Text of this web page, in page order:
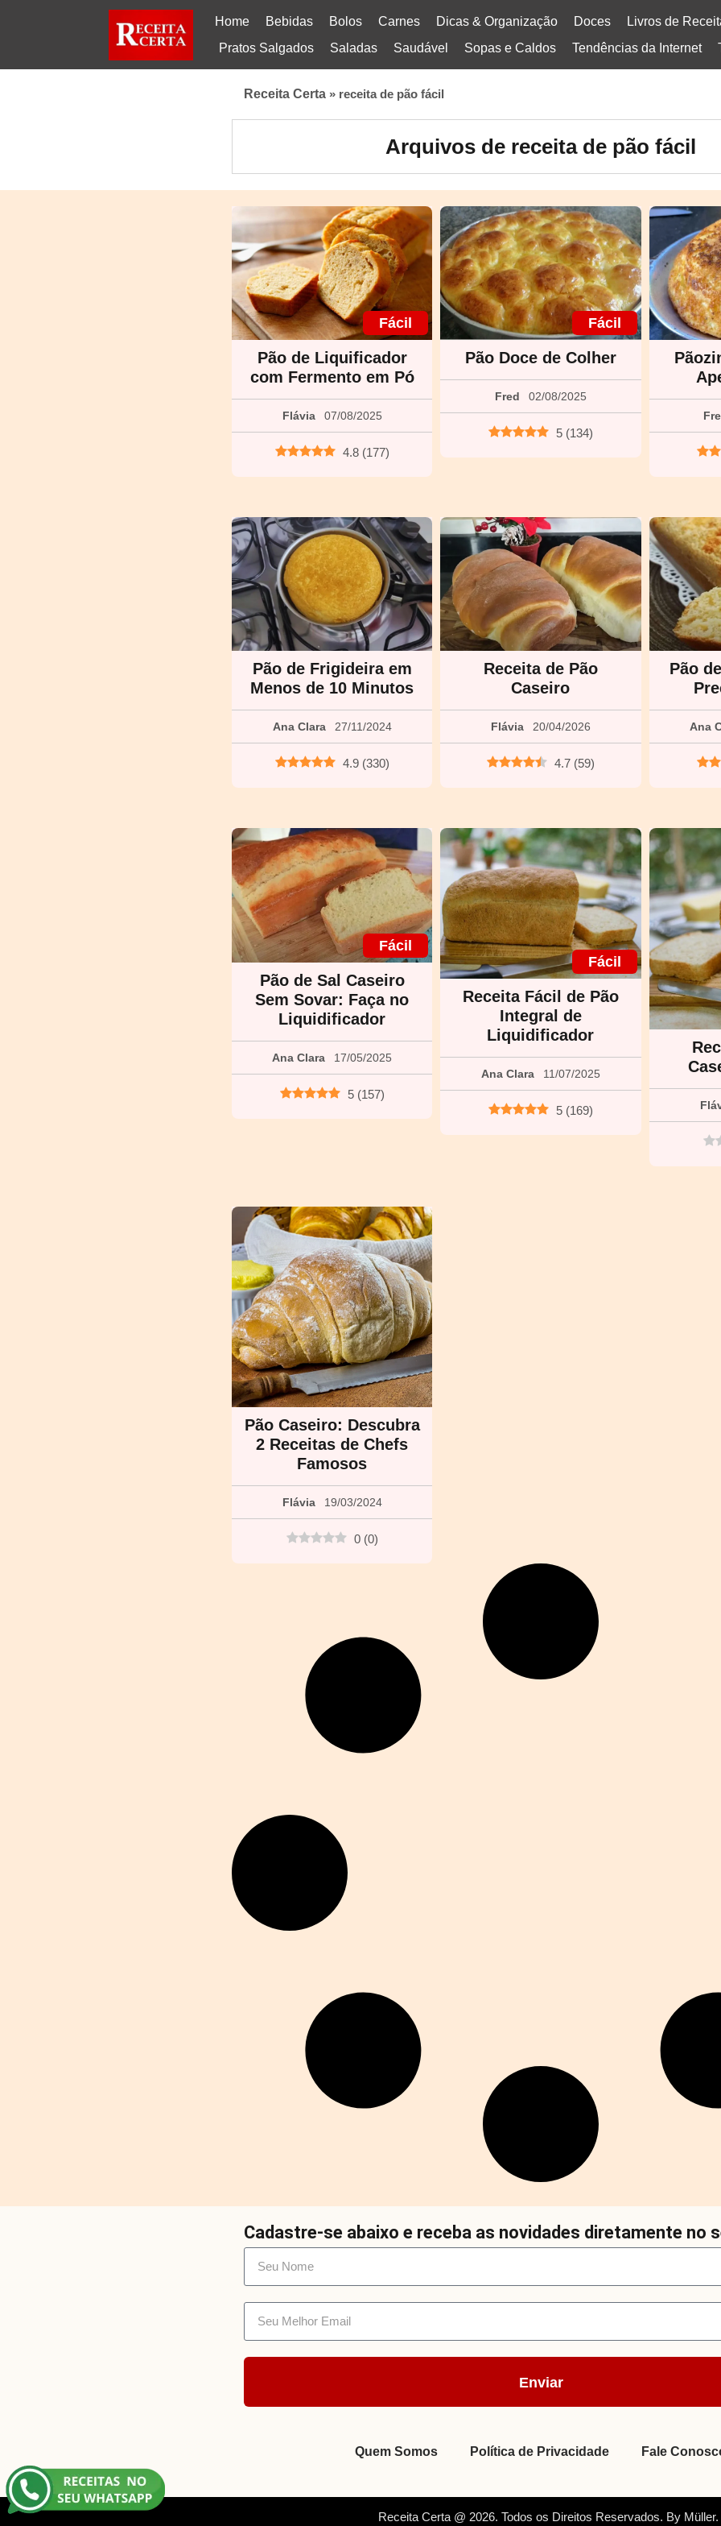
Home Bebidas Bolos Carnes Dicas & Organização Doces Livros de
Pratos Salgados
Saladas Saudável Sopas e Caldos Tendências da Internet
Receita Certa » receita de pão fácil
Arquivos de receita de pão fácil
Fácil
Pão de Liquificador
com Fermento em Pó
Flávia 07/08/2025
4.8 (177)
Fácil
Pão Doce de Colher
Fred 02/08/2025
5 (134)
Pão de Frigideira em
Menos de 10 Minutos
Ana Clara 27/11/2024
4.9 (330)
Receita de Pão
Caseiro
Flávia 20/04/2026
4.7 (59)
Pão
Ana
Fácil
Pão de Sal Caseiro
Sem Sovar: Faça no
Liquidificador
Ana Clara 17/05/2025
5 (157)
Fácil
Receita Fácil de Pão
Integral de
Liquidificador
Ana Clara 11/07/2025
5 (169)
Pão Caseiro: Descubra
2 Receitas de Chefs
Famosos
Flávia 19/03/2024
0 (0)
Cadastre-se abaixo e receba as novidades diretamente no
Enviar
Quem Somos Política de Privacidade Fale
Receita Certa @ 2026. Todos os Direitos Reservados. By Müller.